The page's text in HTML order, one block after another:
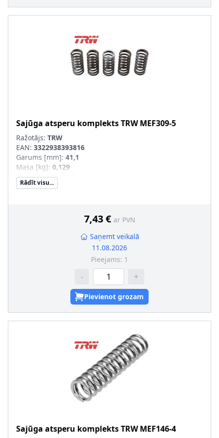
Sajūga atsperu komplektsTRW MEF309-5
Ražotājs: TRW
EAN: 3322938393816
Garums [mm]: 41,1
Masa [kg]: 0,129
Materiāls:Tērauds
Iekšējais diametrs [mm]
Informācija nav pieejama, lūdzu, griezieties pie
Rādīt visu...
7,43 € ar PVN
Saņemt veikalā
11.08.2026
Pieejams: 1
- +
Pievienot grozam
Sajūga atsperu komplektsTRW MEF146-4